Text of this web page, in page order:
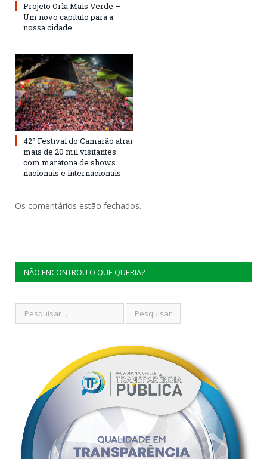
Projeto Orla Mais Verde –
Um novo capítulo para a
nossa cidade
42º Festival do Camarão atrai
mais de 20 mil visitantes
com maratona de shows
nacionais e internacionais
Os comentários estão fechados.
NÃO ENCONTROU O QUE QUERIA?